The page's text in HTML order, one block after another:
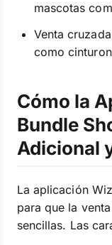
mascotas
Venta
como
Cómo la
Bundle
Adicional
La aplicación
para que la
sencillas. Las